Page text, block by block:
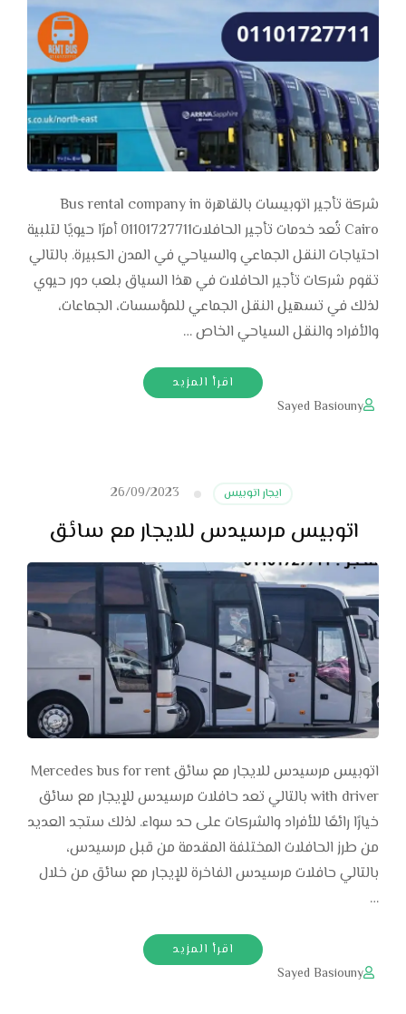
شركة تأجير اتوبيسات بالقاهرة Bus rental company in
Cairo تُعد خدمات تأجير الحافلات01101727711 أمرًا حيويًا لتلبية
احتياجات النقل الجماعي والسياحي في المدن الكبيرة. بالتالي
تقوم شركات تأجير الحافلات في هذا السياق بلعب دور حيوي
لذلك في تسهيل النقل الجماعي للمؤسسات، الجماعات،
والأفراد والنقل السياحي الخاص …
اقرأ المزيد
Sayed Basiouny
ايجار اتوبيس 26/09/2023
اتوبيس مرسيدس للايجار مع سائق
اتوبيس مرسيدس للايجار مع سائق Mercedes bus for rent
with driver بالتالي تعد حافلات مرسيدس للإيجار مع سائق
خيارًا رائعًا للأفراد والشركات على حد سواء. لذلك ستجد العديد
من طرز الحافلات المختلفة المقدمة من قبل مرسيدس،
بالتالي حافلات مرسيدس الفاخرة للإيجار مع سائق من خلال
…
اقرأ المزيد
Sayed Basiouny